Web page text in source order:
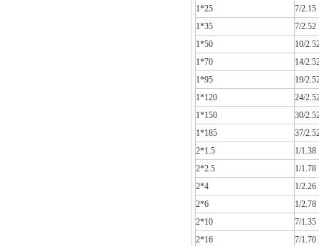
1*25
7/2.15
1*35
7/2.52
1*50
10/
1*70
14/
1*95
19/
1*120
24/
1*150
30/
1*185
37/
2*1.5
1/1.38
2*2.5
1/1.78
2*4
1/2.26
2*6
1/2.78
2*10
7/1.35
2*16
7/1.70